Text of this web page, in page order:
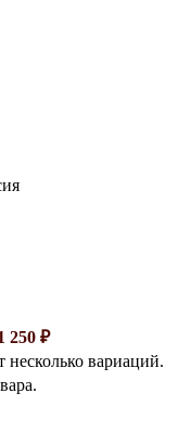
250 ₽
несколько вариаций.